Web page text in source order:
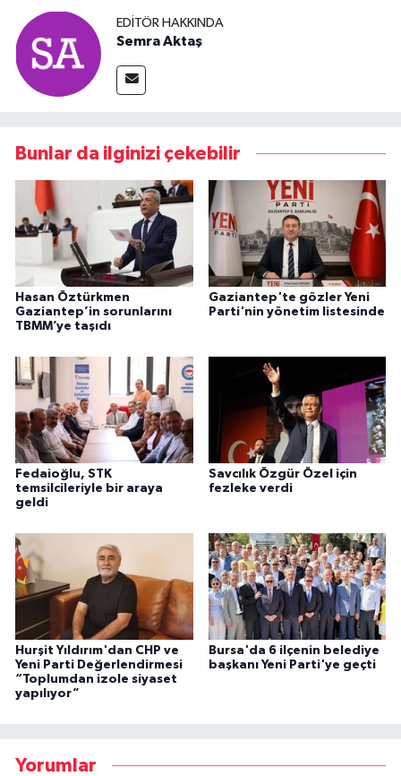
EDITÖR HAKKINDA
Semra Aktaş
Bunlar da ilginizi çekebilir
Hasan Öztürkmen
Gaziantep’in sorunlarını
TBMM’ye taşıdı
Gaziantep'te gözler Yeni
Parti'nin yönetim listesinde
Fedaioğlu, STK
temsilcileriyle bir araya
geldi
Savcılık Özgür Özel için
fezleke verdi
Hurşit Yıldırım'dan CHP ve
Yeni Parti Değerlendirmesi
“Toplumdan izole siyaset
yapılıyor”
Bursa'da 6 ilçenin belediye
başkanı Yeni Parti'ye geçti
Yorumlar